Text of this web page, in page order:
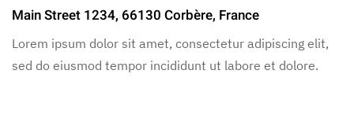
Main Street 1234, 66130 Corbère, France
Lorem ipsum dolor sit amet, consectetur adipiscing elit,
sed do eiusmod tempor incididunt ut labore et dolore.